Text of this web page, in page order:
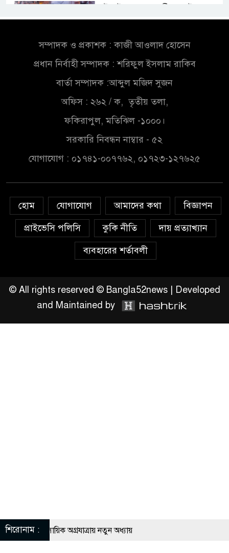
সংশোধনের দাবিতে ফরিদগঞ্জে
উঠান বৈঠক
অনলাইন জুয়ার অবৈধ লেনদেনে
জড়িয়ে পড়ছে স্থানীয় বিকাশ এজেন্ট;
ক্ষুব্ধ এলাকাবাসী।।
জিয়ানগরের বলেশ্বর নদীতে যৌথ
অভিযানে ৩টি অবৈধ বাঁধা জাল জব্দ
দুদকের নতুন সচিব সাইদুর রহমান
বাংলা গানের জনপ্রিয় শিল্পী মনির
খানের জন্মদিন আজ
বাংলাদেশ সীমান্ত সুরক্ষায় করনীয় –
সম্পাদক ও প্রকাশক : কাজী আওলাদ হোসেন
প্রধান নির্বাহী সম্পাদক : শরিফুল ইসলাম রাকিব
বার্তা সম্পাদক :আব্দুল মজিদ সুজন
অফিস : ২৬২ / ক, তৃতীয় তলা,
ফকিরাপুল, মতিঝিল -১০০০।
সরকারি নিবন্ধন নাম্বার - ৫২
যোগাযোগ : ০১৭৪১-০০৭৭৬২, ০১৭২৩-১২৭৬২৫
হোম যোগাযোগ আমাদের কথা
বিজ্ঞাপন
প্রাইভেসি পলিসি
কুকি নীতি
দায় প্রত্যাখ্যান
ব্যবহারের শর্তাবলী
© All rights reserved © Bangla52news | Developed
and Maintained by
শিরোনাম :ব্যবসায়িক অগ্রযাত্রায় নতুন অধ্যায়